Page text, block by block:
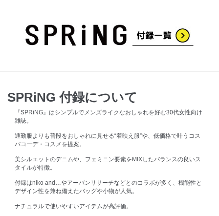
SPRiNG 付録について
『SPRiNG』はシンプルでメンズライクなおしゃれを好む30代女性向け
雑誌。
通勤服よりも普段をおしゃれに見せる“着映え服”や、低価格で叶うコス
パコーデ・コスメを提案。
美シルエットのデニムや、フェミニン要素をMIXしたバランスの良いス
タイルが特徴。
付録はniko and…やアーバンリサーチなどとのコラボが多く、機能性と
デザイン性を兼ね備えたバッグや小物が人気。
ナチュラルで使いやすいアイテムが高評価。